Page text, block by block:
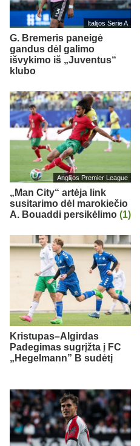
Italijos Serie A
G. Bremeris paneigė
gandus dėl galimo
išvykimo iš „Juventus“
klubo
Anglijos Premier League
„Man City“ artėja link
susitarimo dėl marokiečio
A. Bouaddi persikėlimo (1)
Kristupas–Algirdas
Padegimas sugrįžta į FC
„Hegelmann” B sudėtį